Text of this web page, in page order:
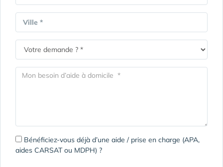
Ville *
Bénéficiez-vous déjà d’une aide / prise en charge (APA,
aides CARSAT ou MDPH) ?